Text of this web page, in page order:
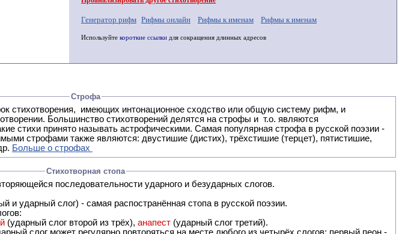
Генератор рифм Рифмы онлайн Рифмы к именам Рифмы к именам
Используйте короткие ссылки для сокращения длинных адресов
Строфа
или общую систему рифм, и
в русской поэзии -
строфами также являются: двустишие (дистих), трёхстишие (терцет), пятистишие,
Больше о строфах
Стихотворная стопа
последовательности ударного и безударных слогов.
и ударный слог) - самая распостранённая стопа в русской поэзии.
(ударный слог второй из трёх), анапест (ударный слог третий).